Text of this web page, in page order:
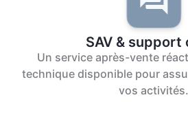
SAV & support
Un service après-vente
technique disponible pour
vos activités.